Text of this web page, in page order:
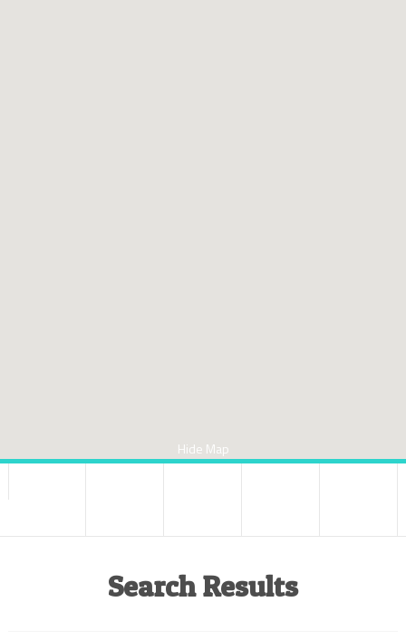
Hide Map
Search Results